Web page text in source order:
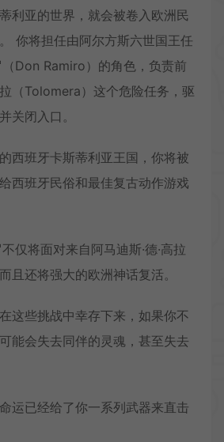
利亚的世界，就会被卷入欧洲民
你将担任由阿尔方斯六世国王任
（Don Ramiro）的角色，负责前
（Tolomera）这个危险任务，驱
关闭入口。
西班牙卡斯蒂利亚王国，你将被
西班牙民俗和最佳复古动作游戏
仅将面对来自阿马迪斯·德·高拉
且还将强大的欧洲神话复活。
这些挑战中幸存下来，如果你不
能会失去同伴的灵魂，甚至失去
运已经给了你一系列武器来直击